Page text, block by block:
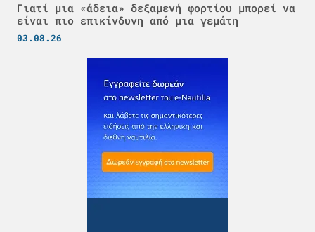
Γιατί μια «άδεια» δεξαμενή φορτίου μπορεί να
είναι πιο επικίνδυνη από μια γεμάτη
03.08.26